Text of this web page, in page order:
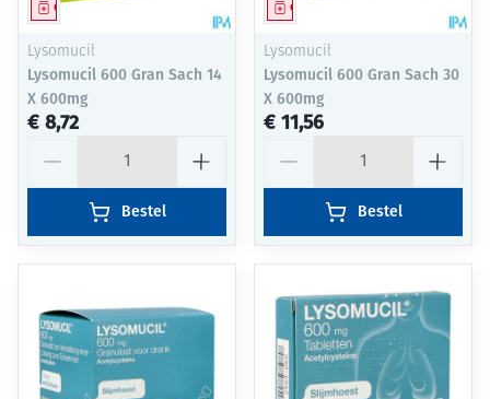
Geneesmiddel
Lysomucil
Lysomucil 600 Gran Sach 14
X 600mg
€ 8,72
Bestel
Geneesmiddel
Lysomucil
Lysomucil 600 Gran Sach 30
X 600mg
€ 11,56
Bestel